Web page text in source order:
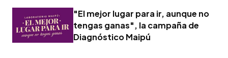
"El mejor lugar para ir, aunque no
tengas ganas", la campaña de
Diagnóstico Maipú